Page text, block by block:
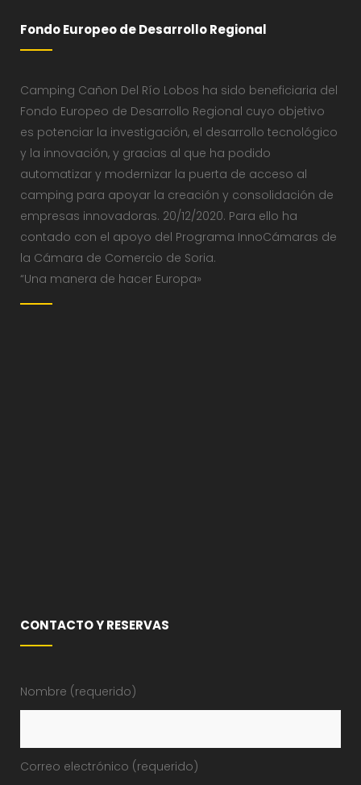
Fondo Europeo de Desarrollo Regional
Camping Cañon Del Río Lobos ha sido beneficiaria del
Fondo Europeo de Desarrollo Regional cuyo objetivo
es potenciar la investigación, el desarrollo tecnológico
y la innovación, y gracias al que ha podido
automatizar y modernizar la puerta de acceso al
camping para apoyar la creación y consolidación de
empresas innovadoras. 20/12/2020. Para ello ha
contado con el apoyo del Programa InnoCámaras de
la Cámara de Comercio de Soria.
“Una manera de hacer Europa»
CONTACTO Y RESERVAS
Nombre (requerido)
Correo electrónico (requerido)